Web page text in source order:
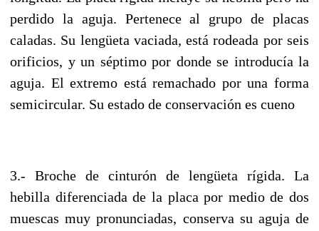
perdido la aguja. Pertenece al grupo de placas
caladas. Su lengüeta vaciada, está rodeada por seis
orificios, y un séptimo por donde se introducía la
aguja. El extremo está remachado por una forma
semicircular. Su estado de conservación es cueno
3.- Broche de cinturón de lengüeta rígida. La
hebilla diferenciada de la placa por medio de dos
muescas muy pronunciadas, conserva su aguja de